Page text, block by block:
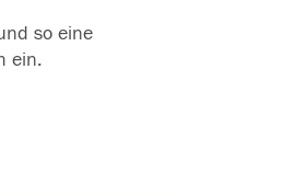
so eine
ein.